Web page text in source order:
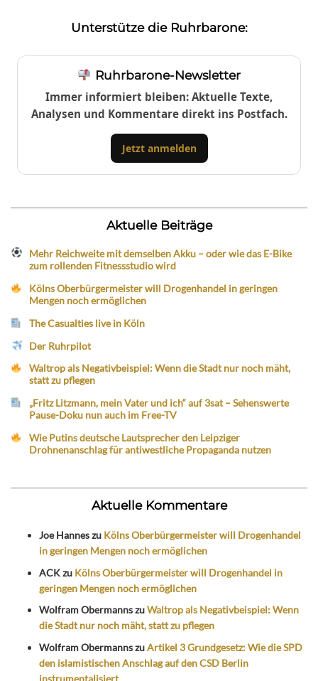
Unterstütze die Ruhrbarone:
Ruhrbarone-Newsletter
Immer informiert bleiben: Aktuelle Texte,
Analysen und Kommentare direkt ins Postfach.
Jetzt anmelden
Aktuelle Beiträge
Mehr Reichweite mit demselben Akku – oder wie das E-Bike
zum rollenden Fitnessstudio wird
Kölns Oberbürgermeister will Drogenhandel in geringen
Mengen noch ermöglichen
The Casualties live in Köln
Der Ruhrpilot
Waltrop als Negativbeispiel: Wenn die Stadt nur noch mäht,
statt zu pflegen
„Fritz Litzmann, mein Vater und ich“ auf 3sat – Sehenswerte
Pause-Doku nun auch im Free-TV
Wie Putins deutsche Lautsprecher den Leipziger
Drohnenanschlag für antiwestliche Propaganda nutzen
Aktuelle Kommentare
Joe Hanneszu Kölns Oberbürgermeister will Drogenhandel
in geringen Mengen noch ermöglichen
ACKzu Kölns Oberbürgermeister will Drogenhandel in
geringen Mengen noch ermöglichen
Wolfram ObermannszuWaltrop als Negativbeispiel: Wenn
die Stadt nur noch mäht, statt zu pflegen
Wolfram ObermannszuArtikel 3 Grundgesetz: Wie die SPD
den islamistischen Anschlag auf den CSD Berlin